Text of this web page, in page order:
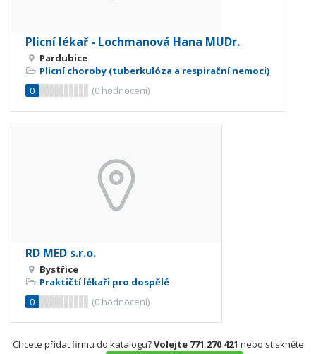
Plicní lékař - Lochmanová Hana MUDr.
Pardubice
Plicní choroby (tuberkulóza a respirační nemoci)
0
(0 hodnocení)
RD MED s.r.o.
Bystřice
Praktičtí lékaři pro dospělé
0
(0 hodnocení)
Chcete přidat firmu do katalogu?Volejte 771 270 421 nebo stiskněte